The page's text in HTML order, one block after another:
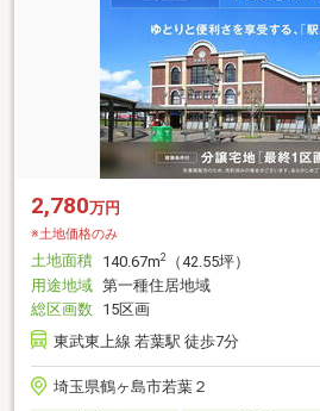
2,780万円
※土地価格のみ
土地面積 140.67m2
（42.55坪）
用途地域 第一種住居地域
総区画数 15区画
東武東上線 若葉駅 徒歩7分
埼玉県鶴ヶ島市若葉２